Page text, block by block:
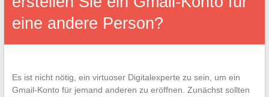
eine andere Person?
Es ist nicht nötig, ein virtuoser Digitalexperte zu sein, um ein
Gmail-Konto für jemand anderen zu eröffnen. Zunächst sollten